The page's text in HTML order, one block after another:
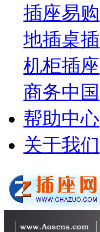
插座易购
地插桌插
机柜插座
商务中国
帮助中心
关于我们